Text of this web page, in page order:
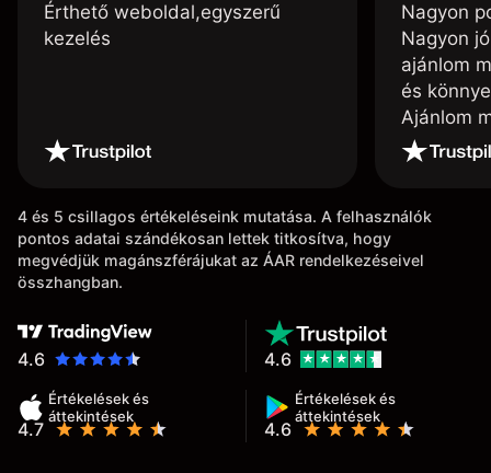
Érthető weboldal,egyszerű
kezelés
Nagyon
Nagyon
ajánlom
és
Ajánlom
4 és 5 csillagos értékeléseink mutatása. A felhasználók
pontos adatai szándékosan lettek titkosítva, hogy
megvédjük magánszférájukat az ÁAR rendelkezéseivel
összhangban.
4.6
Értékelések és
áttekintések
4.7
Értékelések és
áttekintések
4.6
4.6